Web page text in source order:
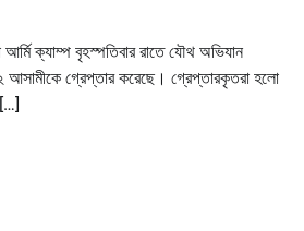
আর্মি ক্যাম্প বৃহস্পতিবার রাতে যৌথ অভিযান
আসামীকে গ্রেপ্তার করেছে। গ্রেপ্তারকৃতরা হলো